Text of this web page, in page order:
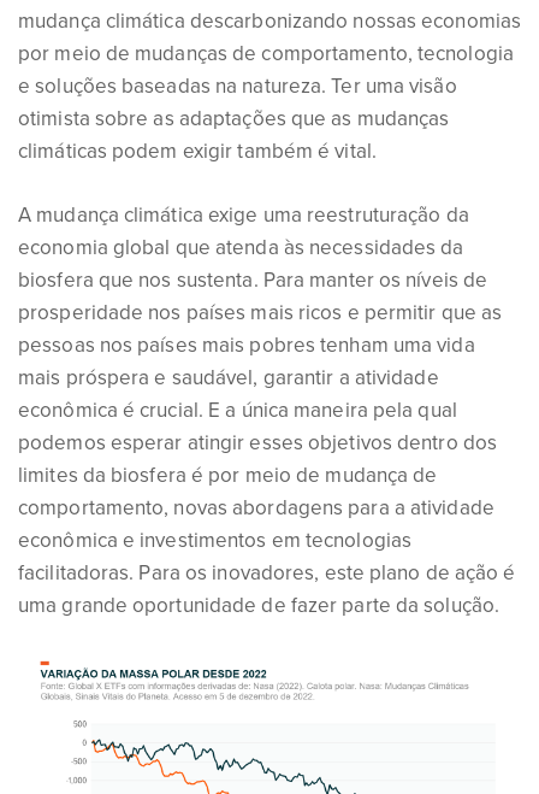
mudança climática descarbonizando nossas economias
por meio de mudanças de comportamento, tecnologia
e soluções baseadas na natureza. Ter uma visão
otimista sobre as adaptações que as mudanças
climáticas podem exigir também é vital.
A mudança climática exige uma reestruturação da
economia global que atenda às necessidades da
biosfera que nos sustenta. Para manter os níveis de
prosperidade nos países mais ricos e permitir que as
pessoas nos países mais pobres tenham uma vida
mais próspera e saudável, garantir a atividade
econômica é crucial. E a única maneira pela qual
podemos esperar atingir esses objetivos dentro dos
limites da biosfera é por meio de mudança de
comportamento, novas abordagens para a atividade
econômica e investimentos em tecnologias
facilitadoras. Para os inovadores, este plano de ação é
uma grande oportunidade de fazer parte da solução.